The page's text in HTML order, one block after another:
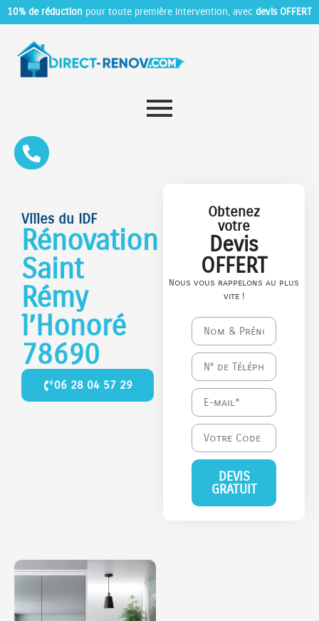
10% de réduction pour toute première intervention, avec devis OFFERT
Villes du IDF
Rénovation
Saint
Rémy
l’Honoré
78690
06 28 04 57 29
Obtenez
votre
Devis
OFFERT
Nous vous rappelons au plus
vite !
DEVIS
GRATUIT